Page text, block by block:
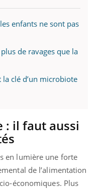
enfants ne sont pas
de ravages que la
clé d’un microbiote
: il faut aussi
en lumière une forte
de l’alimentation
économiques. Plus